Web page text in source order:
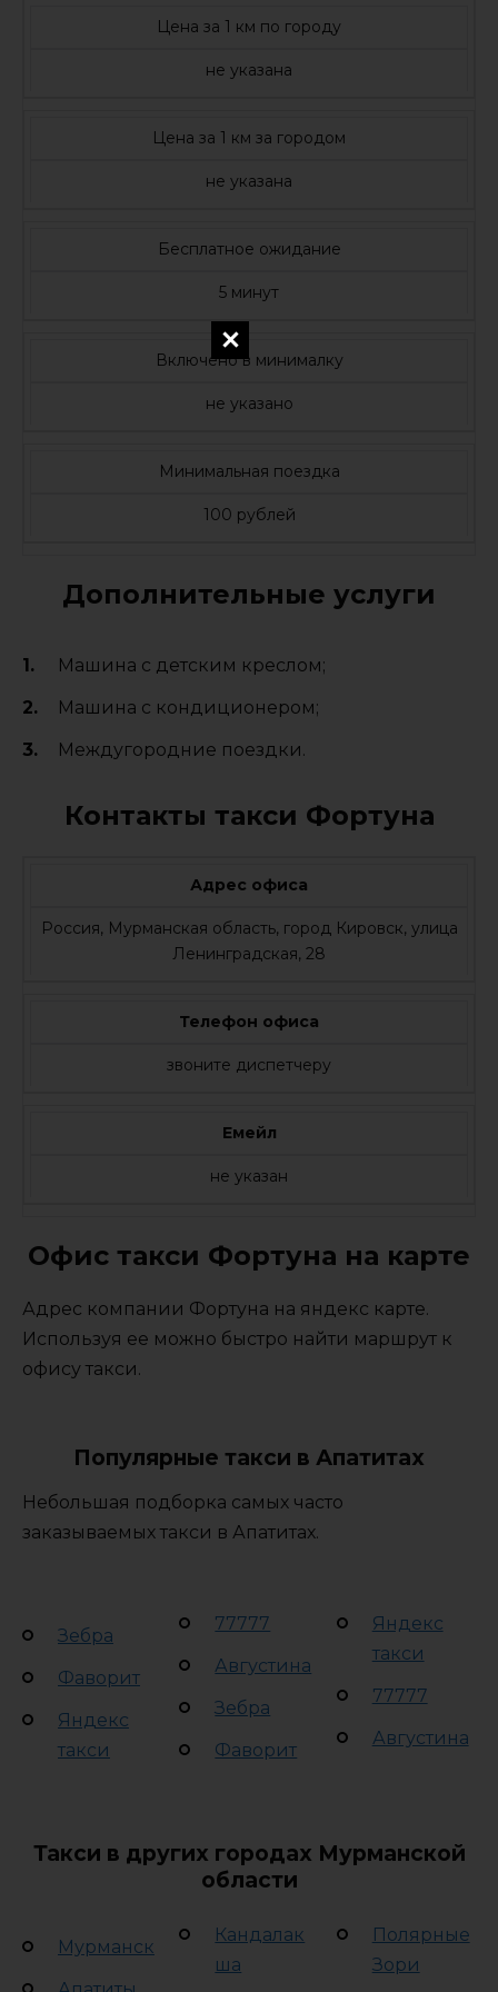
Цена за 1 км по городу
не указана
Цена за 1 км за городом
не указана
Бесплатное ожидание
5 минут
Включено в минималку
не указано
Минимальная поездка
100 рублей
Дополнительные услуги
Машина с детским креслом;
Машина с кондиционером;
Междугородние поездки.
Контакты такси Фортуна
Адрес офиса
Россия, Мурманская область, город Кировск, улица
Ленинградская, 28
Телефон офиса
звоните диспетчеру
Емейл
не указан
Офис такси Фортуна на карте
Адрес компании Фортуна на яндекс карте.
Используя ее можно быстро найти маршрут к
офису такси.
Популярные такси в Апатитах
Небольшая подборка самых часто
заказываемых такси в Апатитах.
Зебра
Фаворит
Яндекс
такси
77777
Августина
Зебра
Фаворит
Яндекс
такси
77777
Августина
Такси в других городах Мурманской
области
Мурманск
Кандалак
ша
Полярные
Зори